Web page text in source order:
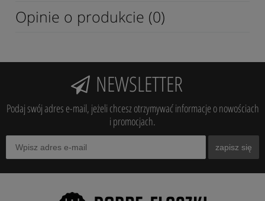
Opinie o produkcie (0)
NEWSLETTER
Podaj swój adres e-mail, jeżeli chcesz otrzymywać informacje o nowościach
i promocjach.
zapisz się